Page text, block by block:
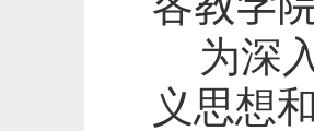
为深
义思想